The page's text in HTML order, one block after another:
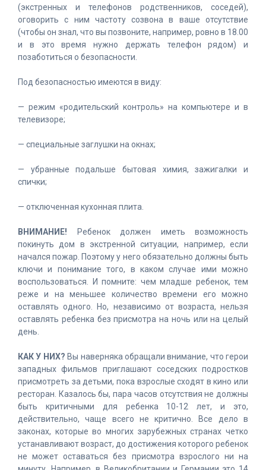
(экстренных и телефонов родственников, соседей),
оговорить с ним частоту созвона в ваше отсутствие
(чтобы он знал, что вы позвоните, например, ровно в 18.00
и в это время нужно держать телефон рядом) и
позаботиться о безопасности.
Под безопасностью имеются в виду:
— режим «родительский контроль» на компьютере и в
телевизоре;
— специальные заглушки на окнах;
— убранные подальше бытовая химия, зажигалки и
спички;
— отключенная кухонная плита.
ВНИМАНИЕ! Ребенок должен иметь возможность
покинуть дом в экстренной ситуации, например, если
начался пожар. Поэтому у него обязательно должны быть
ключи и понимание того, в каком случае ими можно
воспользоваться. И помните: чем младше ребенок, тем
реже и на меньшее количество времени его можно
оставлять одного. Но, независимо от возраста, нельзя
оставлять ребенка без присмотра на ночь или на целый
день.
КАК У НИХ?Вы наверняка обращали внимание, что герои
западных фильмов приглашают соседских подростков
присмотреть за детьми, пока взрослые сходят в кино или
ресторан. Казалось бы, пара часов отсутствия не должны
быть критичными для ребенка 10-12 лет, и это,
действительно, чаще всего не критично. Все дело в
законах, которые во многих зарубежных странах четко
устанавливают возраст, до достижения которого ребенок
не может оставаться без присмотра взрослого ни на